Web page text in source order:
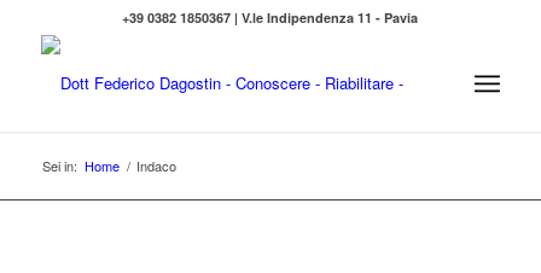
+39 0382 1850367 | V.le Indipendenza 11 - Pavia
Sei in: Home / Indaco